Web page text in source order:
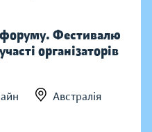
Фестивалю
організаторів
Австралія